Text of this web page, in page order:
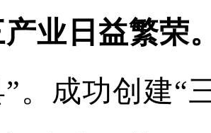
业日益繁荣
。成功创建“